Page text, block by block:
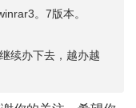
。7版本。
续办下去，越办越